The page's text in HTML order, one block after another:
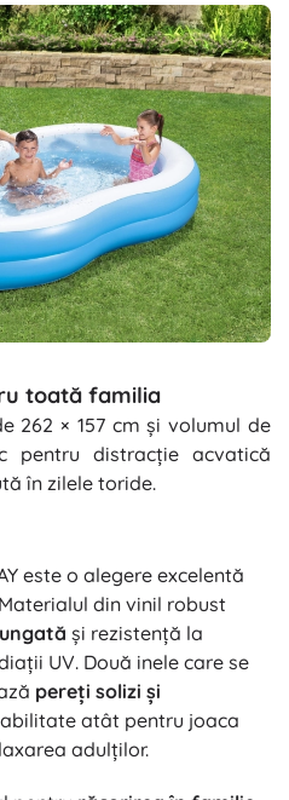
toată familia
262 × 157 cm și volumul de
pentru distracție acvatică
în zilele toride.
este o alegere excelentă
din vinil robust
și rezistență la
UV. Două inele care se
pereți solizi și
atât pentru joaca
adulților.